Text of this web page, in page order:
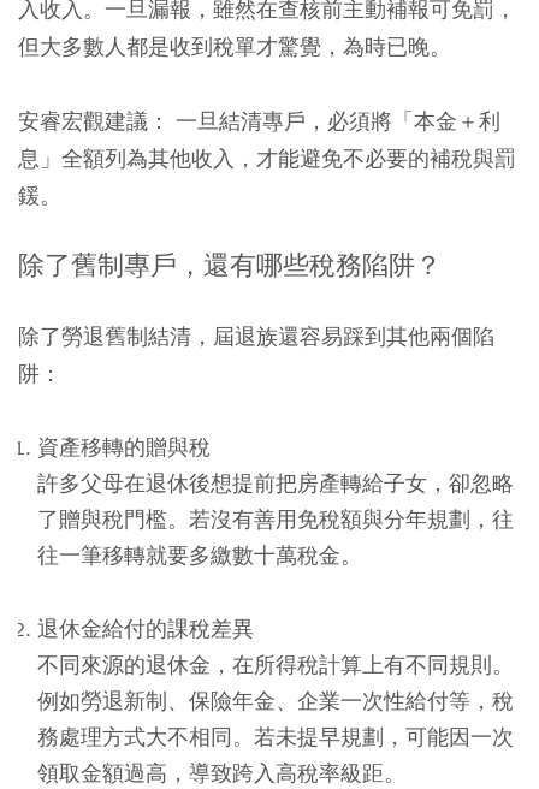
入收入。一旦漏報，雖然在查核前主動補報可免罰，
但大多數人都是收到稅單才驚覺，為時已晚。
安睿宏觀建議： 一旦結清專戶，必須將「本金＋利
息」全額列為其他收入，才能避免不必要的補稅與罰
鍰。
除了舊制專戶，還有哪些稅務陷阱？
除了勞退舊制結清，屆退族還容易踩到其他兩個陷
阱：
資產移轉的贈與稅
許多父母在退休後想提前把房產轉給子女，卻忽略
了贈與稅門檻。若沒有善用免稅額與分年規劃，往
往一筆移轉就要多繳數十萬稅金。
退休金給付的課稅差異
不同來源的退休金，在所得稅計算上有不同規則。
例如勞退新制、保險年金、企業一次性給付等，稅
務處理方式大不相同。若未提早規劃，可能因一次
領取金額過高，導致跨入高稅率級距。